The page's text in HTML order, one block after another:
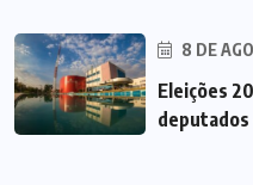
8 DE
Eleições